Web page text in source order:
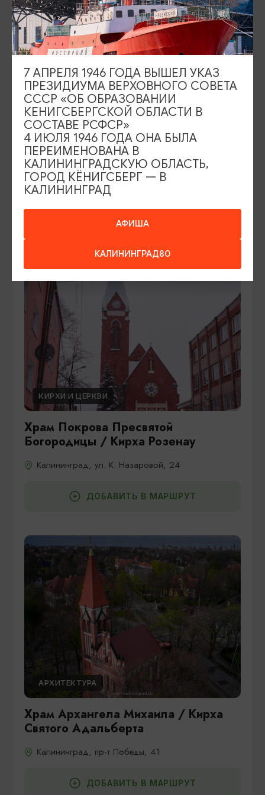
КИРХИ И ЦЕРКВИ
Церковь Рождества Пресвятой
Богородицы / Понартская кирха
Калининград, ул. Киевская, 75
ДОБАВИТЬ В МАРШРУТ
КИРХИ И ЦЕРКВИ
Храм Покрова Пресвятой
Богородицы / Кирха Розенау
Калининград, ул. К. Назаровой, 24
ДОБАВИТЬ В МАРШРУТ
АРХИТЕКТУРА
Храм Архангела Михаила / Кирха
Святого Адальберта
Калининград, пр-т Победы, 41
ДОБАВИТЬ В МАРШРУТ
АФИША
КАЛИНИНГРАД80
7 АПРЕЛЯ 1946 ГОДА ВЫШЕЛ УКАЗ
ПРЕЗИДИУМА ВЕРХОВНОГО СОВЕТА
СССР «ОБ ОБРАЗОВАНИИ
КЕНИГСБЕРГСКОЙ ОБЛАСТИ В
СОСТАВЕ РСФСР»
4 ИЮЛЯ 1946 ГОДА ОНА БЫЛА
ПЕРЕИМЕНОВАНА В
КАЛИНИНГРАДСКУЮ ОБЛАСТЬ,
ГОРОД КЁНИГСБЕРГ — В
КАЛИНИНГРАД